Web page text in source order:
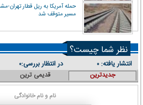
حمله آمریکا به ریل قطار تهران-
مسیر متوقف شد
نظر شما چیست؟
انتشار یافته: ۰ در انتظار بررسی:۰
جدیدترین قدیمی ترین
نام و نام خانوادگی